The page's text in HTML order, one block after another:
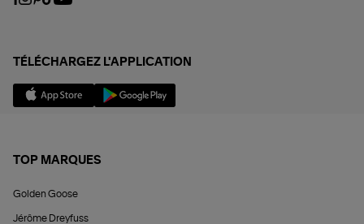
TÉLÉCHARGEZ L'APPLICATION
TOP MARQUES
Golden Goose
Jérôme Dreyfuss